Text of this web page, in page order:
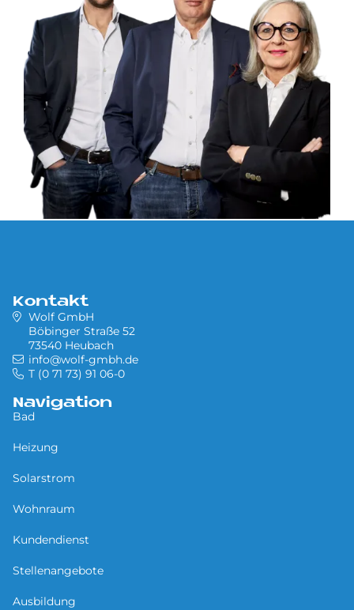
Kontakt
Wolf GmbH
Böbinger Straße 52
73540 Heubach
info@wolf-gmbh.de
T (0 71 73) 91 06-0
Navigation
Bad
Heizung
Solarstrom
Wohnraum
Kundendienst
Stellenangebote
Ausbildung